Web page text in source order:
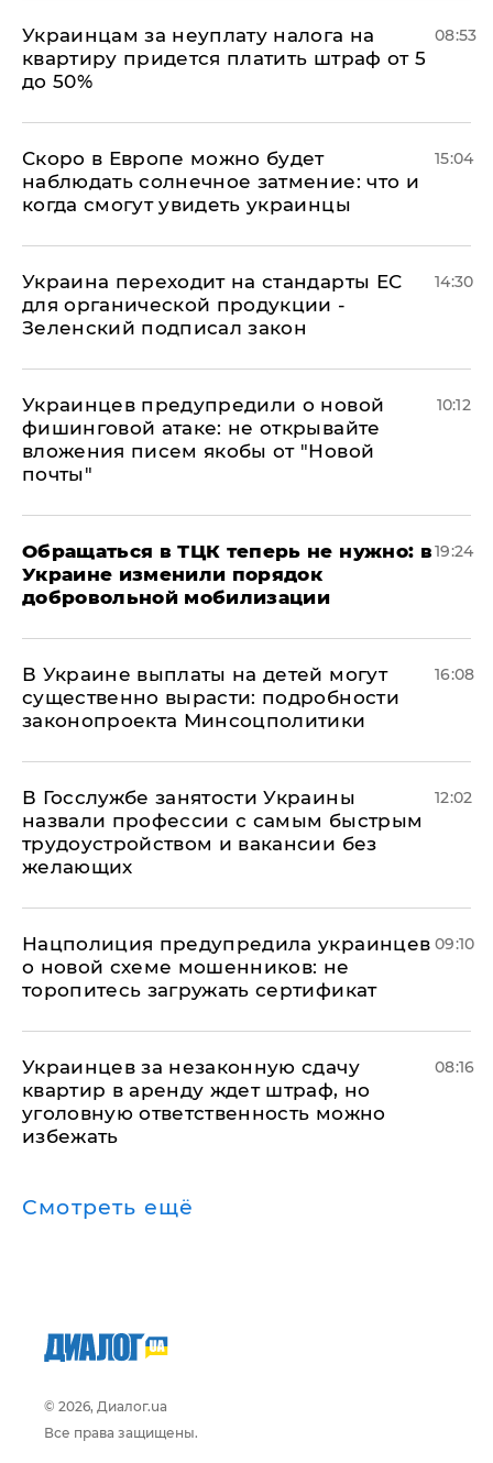
Украинцам за неуплату налога на
квартиру придется платить штраф от 5
до 50%
08:53
Скоро в Европе можно будет
наблюдать солнечное затмение: что и
когда смогут увидеть украинцы
15:04
Украина переходит на стандарты ЕС
для органической продукции -
Зеленский подписал закон
14:30
Украинцев предупредили о новой
фишинговой атаке: не открывайте
вложения писем якобы от "Новой
почты"
10:12
Обращаться в ТЦК теперь не нужно: в
Украине изменили порядок
добровольной мобилизации
19:24
В Украине выплаты на детей могут
существенно вырасти: подробности
законопроекта Минсоцполитики
16:08
В Госслужбе занятости Украины
назвали профессии с самым быстрым
трудоустройством и вакансии без
желающих
12:02
Нацполиция предупредила украинцев
о новой схеме мошенников: не
торопитесь загружать сертификат
09:10
Украинцев за незаконную сдачу
квартир в аренду ждет штраф, но
уголовную ответственность можно
избежать
08:16
Смотреть ещё
© 2026, Диалог.ua
Все права защищены.